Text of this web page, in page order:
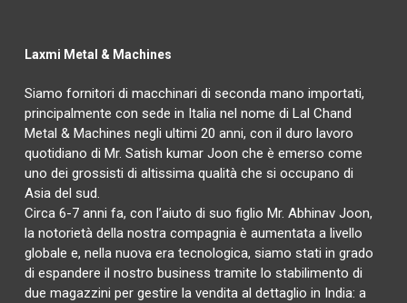
Laxmi Metal & Machines
Siamo fornitori di macchinari di seconda mano importati,
principalmente con sede in Italia nel nome di Lal Chand
Metal & Machines negli ultimi 20 anni, con il duro lavoro
quotidiano di Mr. Satish kumar Joon che è emerso come
uno dei grossisti di altissima qualità che si occupano di
Asia del sud.
Circa 6-7 anni fa, con l’aiuto di suo figlio Mr. Abhinav Joon,
la notorietà della nostra compagnia è aumentata a livello
globale e, nella nuova era tecnologica, siamo stati in grado
di espandere il nostro business tramite lo stabilimento di
due magazzini per gestire la vendita al dettaglio in India: a